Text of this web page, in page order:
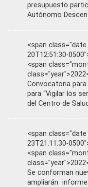
presupuesto
Autónomo
<span
20T12:51:30-
<span
Convocatoria
para “Vigilar los
del Centro de
<span
23T21:11:30-
<span
Se conforman
ampliarán